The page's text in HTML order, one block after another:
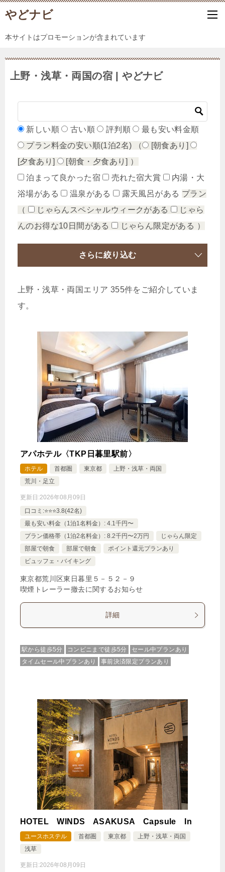
やどナビ
本サイトはプロモーションが含まれています
上野・浅草・両国の宿 | やどナビ
新しい順 古い順 評判順
最も安い料金順
プラン料金の安い順(1泊2名)
（
[朝食あり]
[夕食あり]
[朝食・夕食あり] ）
泊まって良かった宿
売れた宿大賞
内湯・大
浴場がある
温泉がある 露天風呂がある プラン
（
じゃらんスペシャルウィークがある
じゃら
んのお得な10日間がある
じゃらん限定がある ）
さらに絞り込む
上野・浅草・両国エリア 355件をご紹介していま
す。
アパホテル〈TKP日暮里駅前〉
ホテル 首都圏 東京都
上野・浅草・両国
荒川・足立
更新日:2026年08月09日
口コミ:⭐️⭐️⭐️3.8(42名)
最も安い料金（1泊1名料金）: 4.1千円〜
プラン価格帯（1泊2名料金）: 8.2千円〜2万円
じゃらん限定
部屋で朝食
部屋で朝食
ポイント還元プランあり
ビュッフェ・バイキング
東京都荒川区東日暮里５－５２－９
喫煙トレーラー撤去に関するお知らせ
詳細
駅から徒歩5分 コンビニまで徒歩5分
セール中プランあり
タイムセール中プランあり
事前決済限定プランあり
HOTEL WINDS ASAKUSA Capsule In
ユースホステル 首都圏 東京都
上野・浅草・両国
浅草
更新日:2026年08月09日